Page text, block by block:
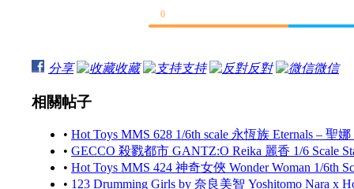
0
分享 收藏 支持 反對 微信
相關帖子
• Hot Toys MMS 628 1/6th scale 永恆族 Eternals – 聖娜
• GECCO 殺戮都市 GANTZ:O Reika 麗香 1/6 Scale
• Hot Toys MMS 424 神奇女俠 Wonder Woman 1/6th
• 123 Drumming Girls by 奈良美智 Yoshitomo Nara x